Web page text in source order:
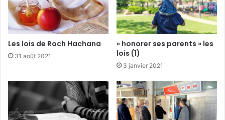
Les lois de Roch Hachana
31 août 2021
« honorer ses parents » les
lois (1)
3 janvier 2021